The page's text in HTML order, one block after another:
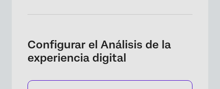
Configurar el Análisis de la
experiencia digital